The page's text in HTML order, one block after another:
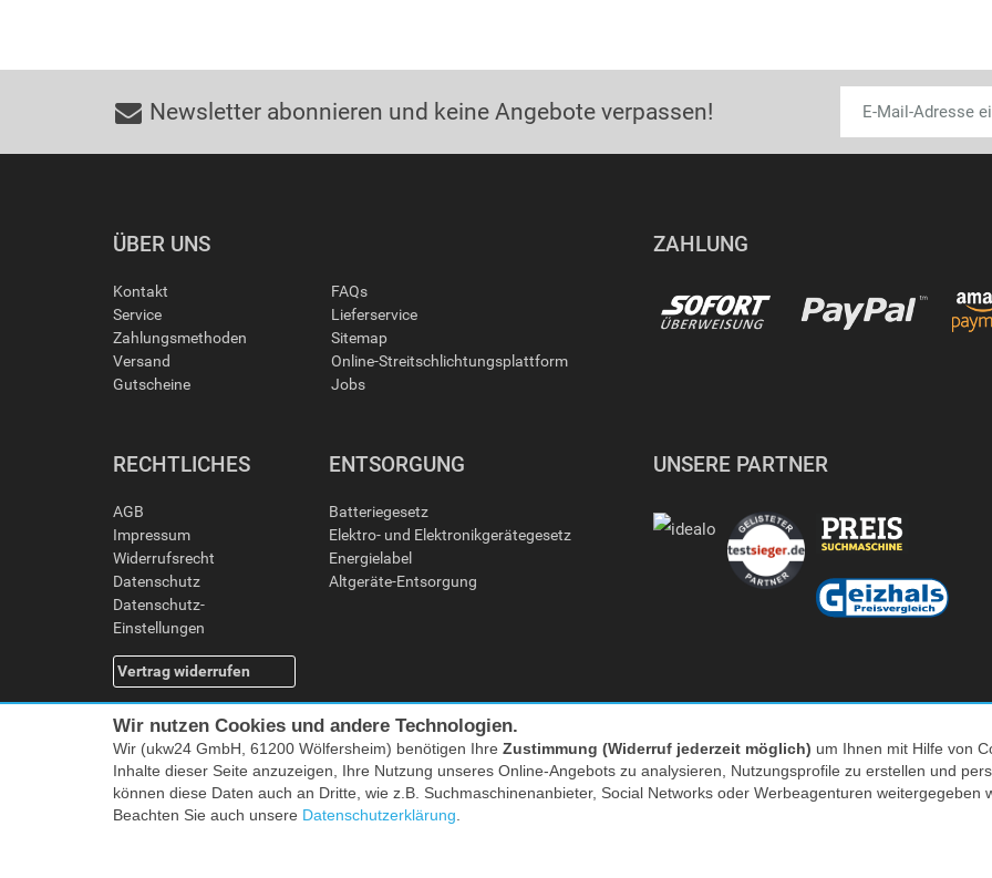
Newsletter abonnieren und keine Angebote verpassen!
ÜBER UNS
Kontakt
Service
Zahlungsmethoden
Versand
Gutscheine
FAQs
Lieferservice
Sitemap
Online-Streitschlichtungsplattform
Jobs
ZAHLUNG
RECHTLICHES
AGB
Impressum
Widerrufsrecht
Datenschutz
Datenschutz-
Einstellungen
Vertrag widerrufen
ENTSORGUNG
Batteriegesetz
Elektro- und Elektronikgerätegesetz
Energielabel
Altgeräte-Entsorgung
UNSERE PARTNER
Facebook |twitter
Wir nutzen Cookies und andere Technologien.
Wir (ukw24 GmbH, 61200 Wölfersheim) benötigen Ihre Zustimmung (Widerruf jederzeit möglich) um Ihnen mit Hilfe von
Inhalte dieser Seite anzuzeigen, Ihre Nutzung unseres Online-Angebots zu analysieren, Nutzungsprofile zu erstellen und
können diese Daten auch an Dritte, wie z.B. Suchmaschinenanbieter, Social Networks oder Werbeagenturen
Beachten Sie auch unsere Datenschutzerklärung.